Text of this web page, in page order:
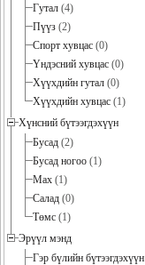
Гутал (4)
Пүүз (2)
Спорт хувцас (0)
Үндэсний хувцас (0)
Хүүхдийн гутал (0)
Хүүхдийн хувцас (1)
Хүнсний бүтээгдэхүүн
Бусад (2)
Бусад ногоо (1)
Мах (1)
Салад (0)
Төмс (1)
Эрүүл мэнд
Гэр бүлийн бүтээгдэхүүн